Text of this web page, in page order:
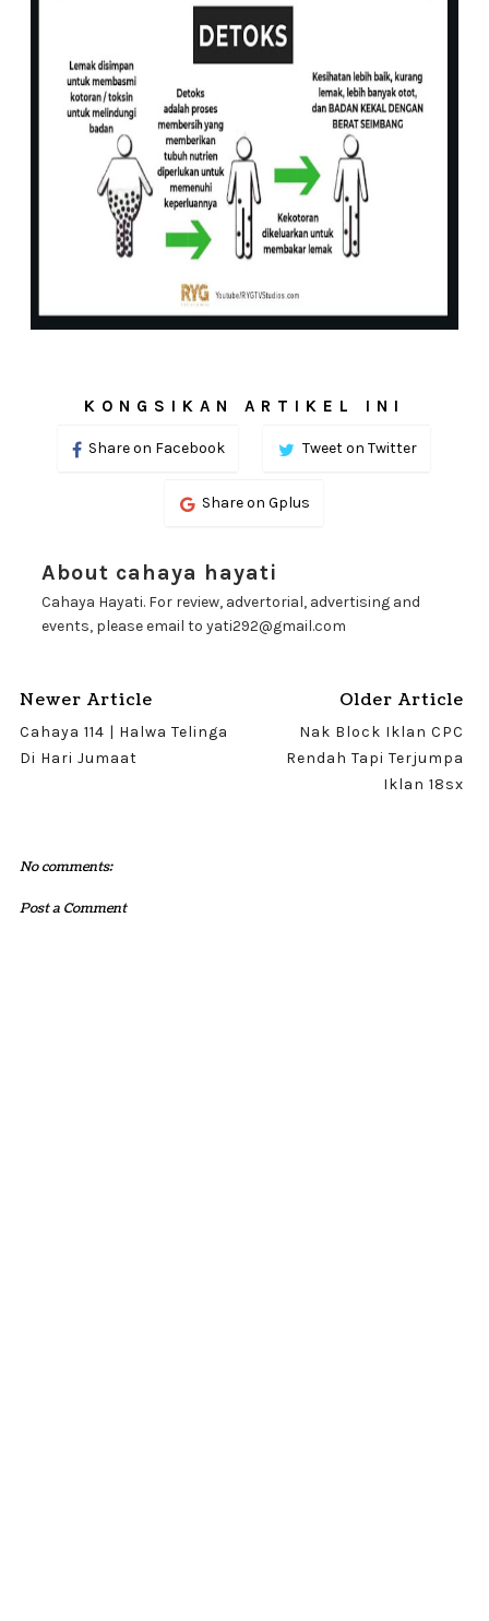
KONGSIKAN ARTIKEL INI
Share on Facebook Tweet on Twitter
Share on Gplus
About cahaya hayati
Cahaya Hayati. For review, advertorial, advertising and
events, please email to yati292@gmail.com
Newer Article
Cahaya 114 | Halwa Telinga
Di Hari Jumaat
Older Article
Nak Block Iklan CPC
Rendah Tapi Terjumpa
Iklan 18sx
No comments:
Post a Comment